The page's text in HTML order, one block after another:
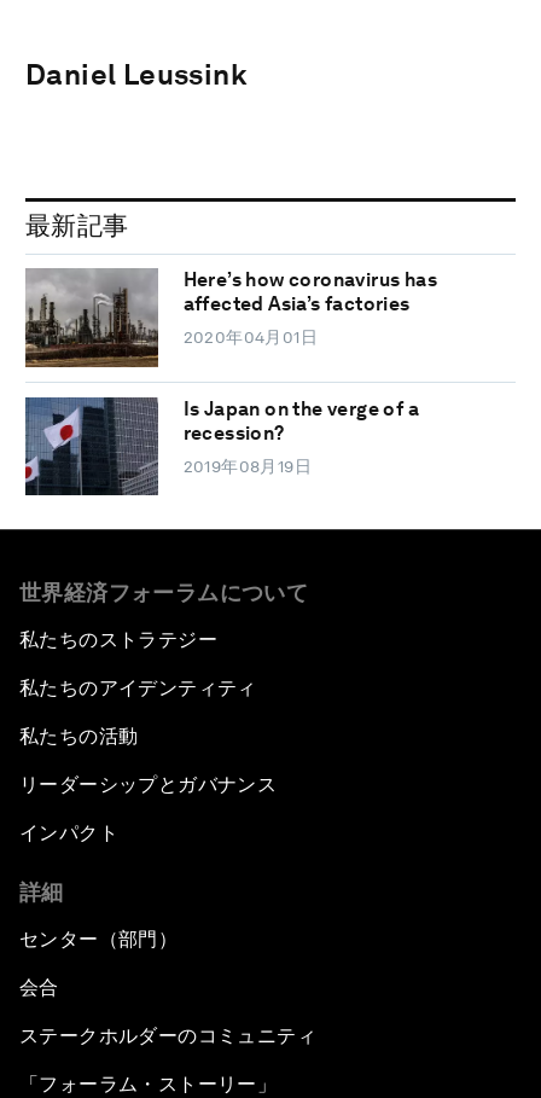
Daniel Leussink
最新記事
Here’s how coronavirus has
affected Asia’s factories
2020年04月01日
Is Japan on the verge of a
recession?
2019年08月19日
世界経済フォーラムについて
私たちのストラテジー
私たちのアイデンティティ
私たちの活動
リーダーシップとガバナンス
インパクト
詳細
センター（部門）
会合
ステークホルダーのコミュニティ
「フォーラム・ストーリー」